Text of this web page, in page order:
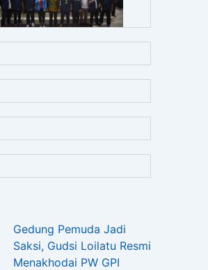
Gedung Pemuda Jadi
Saksi, Gudsi Loilatu Resmi
Menakhodai PW GPI